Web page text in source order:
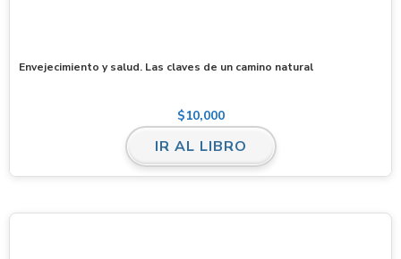
Envejecimiento y salud. Las claves de un camino natural
$10,000
IR AL LIBRO